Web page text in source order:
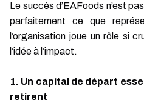
Le succès d’EAFoods n’est
parfaitement ce que
l’organisation joue un rôle si
l’idée à l’impact.
1. Un capital de départ
retirent